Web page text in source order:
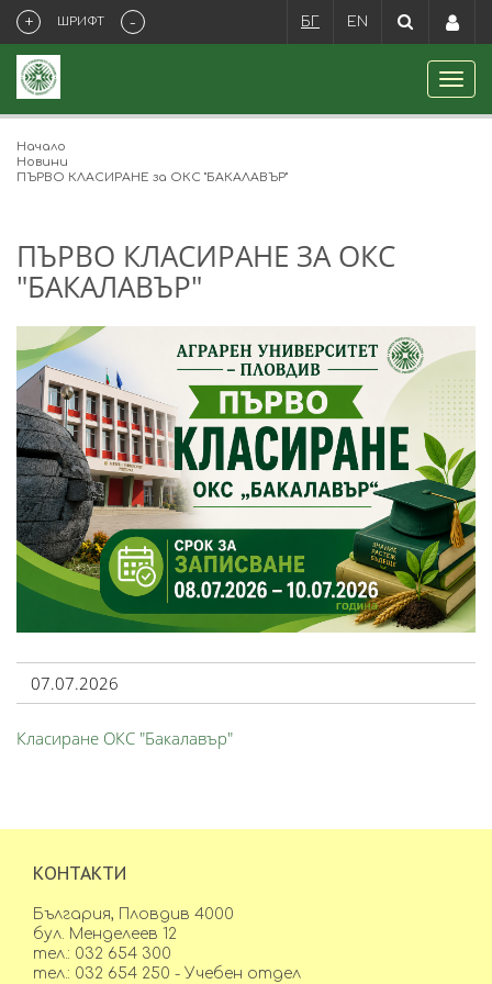
+ ШРИФТ - БГ EN
Начало
Новини
ПЪРВО КЛАСИРАНЕ за ОКС "БАКАЛАВЪР"
ПЪРВО КЛАСИРАНЕ ЗА ОКС
"БАКАЛАВЪР"
07.07.2026
Класиране ОКС "Бакалавър"
КОНТАКТИ
България, Пловдив 4000
бул. Менделеев 12
тел.: 032 654 300
тел.: 032 654 250 - Учебен отдел